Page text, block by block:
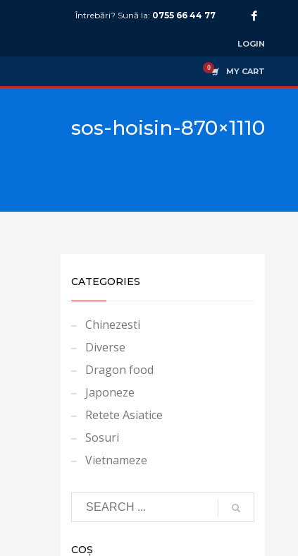
Întrebări? Sună la: 0755 66 44 77
LOGIN
MY CART
sos-hoisin-870×1110
CATEGORIES
Chinezesti
Diverse
Dragon food
Japoneze
Retete Asiatice
Sosuri
Vietnameze
COȘ